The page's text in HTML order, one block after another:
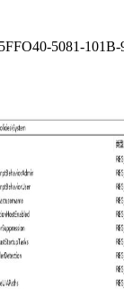
5081-101B-